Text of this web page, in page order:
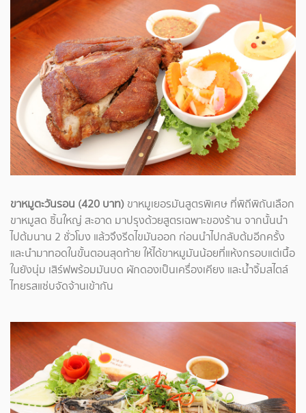
ขาหมูตะวันรอน (420 บาท) ขาหมูเยอรมันสูตรพิเศษ ที่พิถีพิถันเลือก
ขาหมูสด ชิ้นใหญ่ สะอาด มาปรุงด้วยสูตรเฉพาะของร้าน จากนั้นนำ
ไปต้มนาน 2 ชั่วโมง แล้วจึงรีดไขมันออก ก่อนนำไปกลับต้มอีกครั้ง
และนำมาทอดในขั้นตอนสุดท้าย ให้ได้ขาหมูมันน้อยที่แห้งกรอบแต่เนื้อ
ในยังนุ่ม เสิร์ฟพร้อมมันบด ผักดองเป็นเครื่องเคียง และน้ำจิ้มสไตล์
ไทยรสแซ่บจัดจ้านเข้ากัน